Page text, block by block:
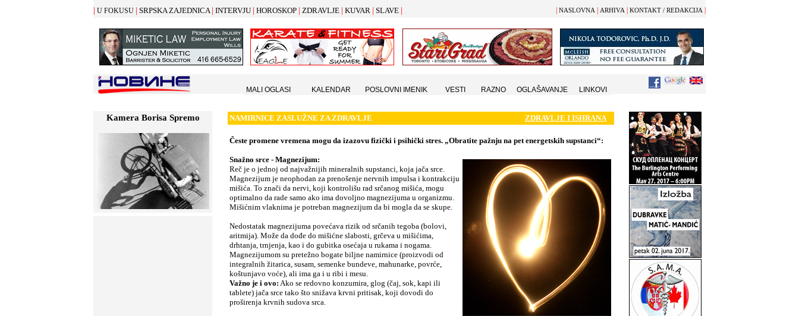
| U FOKUSU | SRPSKA ZAJEDNICA | INTERVJU | HOROSKOP | ZDRAVLJE | KUVAR | SLAVE | NASLOVNA ARHIVA KONTAKT / REDAKCIJA
Kamera Borisa Spremo NAMIRNICE ZASLUŽNE ZA ZDRAVLJE ZDRAVLJE I ISHRANA
Česte promene vremena mogu da izazovu fizički i psihički stres. „Obratite pažnju na pet energetskih supstanci“:
Snažno srce - Magnezijum:
Reč je o jednoj od najvažnijih mineralnih supstanci, koja jača srce.
Magnezijum je neophodan za prenošenje nervnih impulsa i kontrakciju
mišića. To znači da nervi, koji kontrolišu rad srčanog mišića, mogu
optimalno da rade samo ako ima dovoljno magnezijuma u organizmu.
Mišićnim vlaknima je potreban magnezijum da bi mogla da se skupe.
Nedostatak magnezijuma povećava rizik od srčanih tegoba (bolovi,
aritmija). Može da dođe do mišićne slabosti, grčeva u mišićima,
drhtanja, trnjenja, kao i do gubitka osećaja u rukama i nogama.
Magnezijumom su pretežno bogate biljne namirnice (proizvodi od
integralnih žitarica, susam, semenke bundeve, mahunarke, povrće,
koštunjavo voće), ali ima ga i u ribi i mesu.
Važno je i ovo: Ako se redovno konzumira, glog (čaj, sok, kapi ili
tablete) jača srce tako što snižava krvni pritisak, koji dovodi do
proširenja krvnih sudova srca.
MALI OGLASI KALENDAR POSLOVNI IMENIK VESTI RAZNO OGLAŠAVANJE LINKOVI